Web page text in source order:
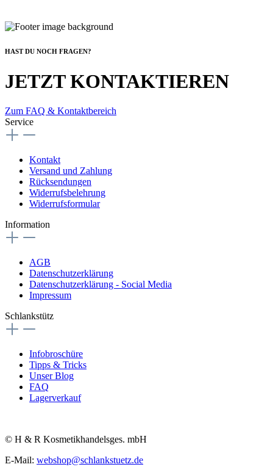
HAST DU NOCH FRAGEN?
JETZT KONTAKTIEREN
Zum FAQ & Kontaktbereich
Service
Kontakt
Versand und Zahlung
Rücksendungen
Widerrufsbelehrung
Widerrufsformular
Information
AGB
Datenschutzerklärung
Datenschutzerklärung - Social Media
Impressum
Schlankstütz
Infobroschüre
Tipps & Tricks
Unser Blog
FAQ
Lagerverkauf
© H & R Kosmetikhandelsges. mbH
E-Mail: webshop@schlankstuetz.de